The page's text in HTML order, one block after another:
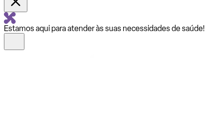
Estamos aqui para atender às suas necessidades de saúde!